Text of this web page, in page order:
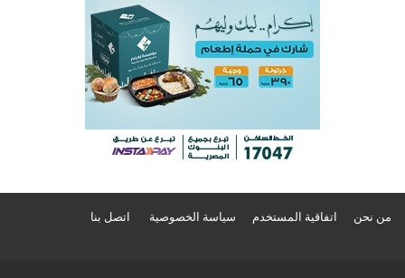
من نحن اتفاقية المستخدم سياسة الخصوصية اتصل بنا